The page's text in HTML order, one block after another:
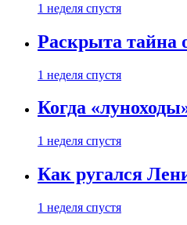
1 неделя спустя
Раскрыта тайна
1 неделя спустя
Когда
1 неделя спустя
Как ругался
1 неделя спустя